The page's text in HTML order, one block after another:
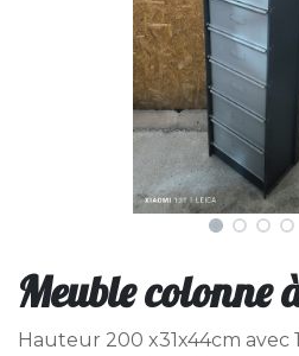
Meuble colonne
Hauteur 200 x31x44cm avec